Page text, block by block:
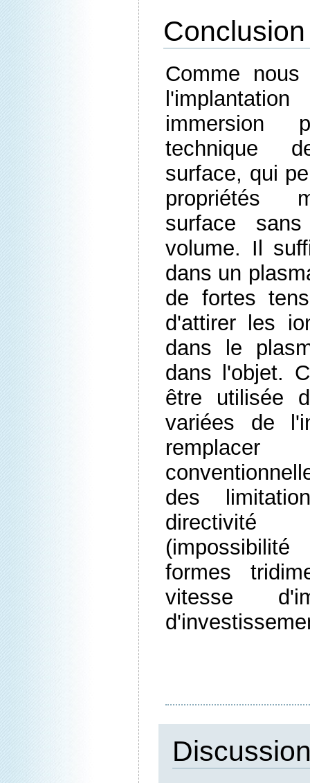
Conclusion
Comme
immersion
technique
surface, qui
propriétés
surface
volume. Il
dans un
de fortes
d'attirer les
dans le
dans l'objet.
être utilisée
variées de
des
formes
vitesse